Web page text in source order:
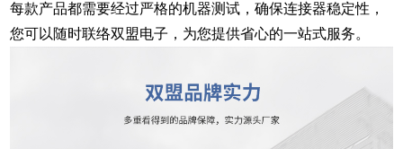
每款产品都需要经过严格的机器测试，确保连接器稳定性，
您可以随时联络双盟电子，为您提供省心的一站式服务。